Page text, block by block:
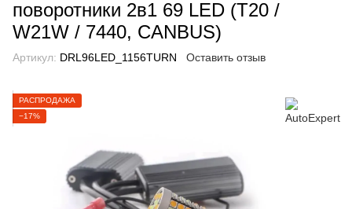
поворотники 2в1 69 LED (T20 /
W21W / 7440, CANBUS)
Артикул: DRL96LED_1156TURN Оставить отзыв
РАСПРОДАЖА
−17%